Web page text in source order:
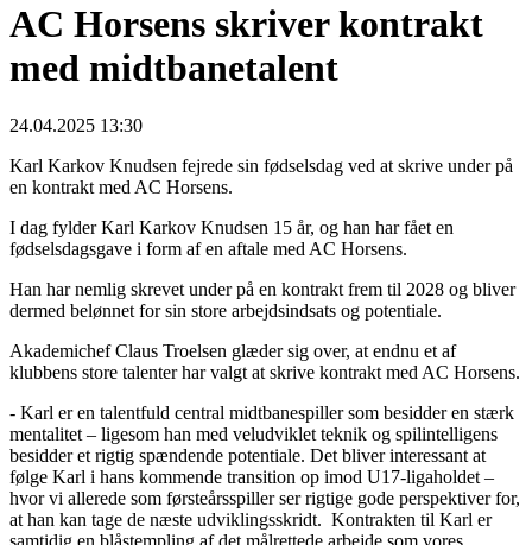
AC Horsens skriver kontrakt
med midtbanetalent
24.04.2025 13:30
Karl Karkov Knudsen fejrede sin fødselsdag ved at skrive under på
en kontrakt med AC Horsens.
I dag fylder Karl Karkov Knudsen 15 år, og han har fået en
fødselsdagsgave i form af en aftale med AC Horsens.
Han har nemlig skrevet under på en kontrakt frem til 2028 og bliver
dermed belønnet for sin store arbejdsindsats og potentiale.
Akademichef Claus Troelsen glæder sig over, at endnu et af
klubbens store talenter har valgt at skrive kontrakt med AC Horsens.
- Karl er en talentfuld central midtbanespiller som besidder en stærk
mentalitet – ligesom han med veludviklet teknik og spilintelligens
besidder et rigtig spændende potentiale. Det bliver interessant at
følge Karl i hans kommende transition op imod U17-ligaholdet –
hvor vi allerede som førsteårsspiller ser rigtige gode perspektiver for,
at han kan tage de næste udviklingsskridt. Kontrakten til Karl er